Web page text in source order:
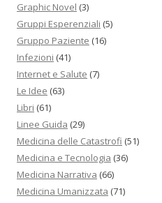
Graphic Novel (3)
Gruppi Esperenziali (5)
Gruppo Paziente (16)
Infezioni (41)
Internet e Salute (7)
Le Idee (63)
Libri (61)
Linee Guida (29)
Medicina delle Catastrofi (51)
Medicina e Tecnologia (36)
Medicina Narrativa (66)
Medicina Umanizzata (71)